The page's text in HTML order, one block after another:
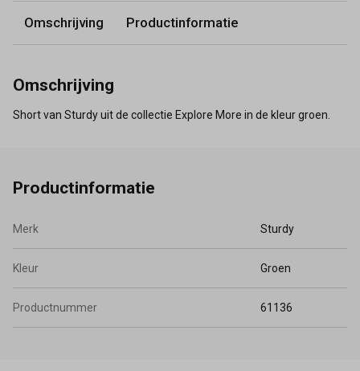
Omschrijving Productinformatie
Omschrijving
Short van Sturdy uit de collectie Explore More in de kleur groen.
Productinformatie
Merk Sturdy
Kleur Groen
Productnummer 61136